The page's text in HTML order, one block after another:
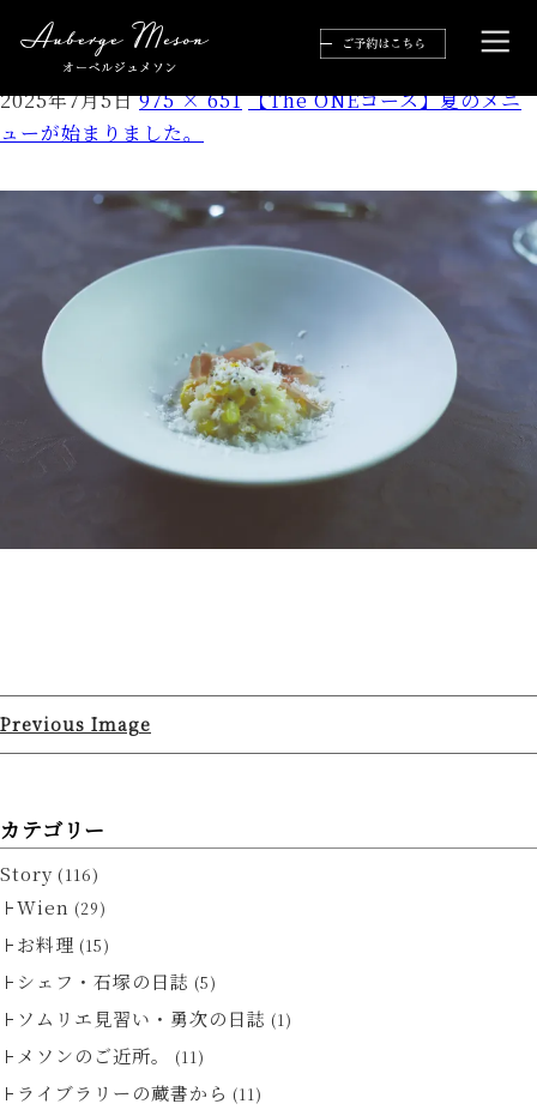
IMG_2828
2025年7月5日 975 × 651 【The ONEコース】夏のメニ
ューが始まりました。
Previous Image
カテゴリー
Story (116)
Wien (29)
お料理 (15)
シェフ・石塚の日誌 (5)
ソムリエ見習い・勇次の日誌 (1)
メソンのご近所。 (11)
ライブラリーの蔵書から (11)